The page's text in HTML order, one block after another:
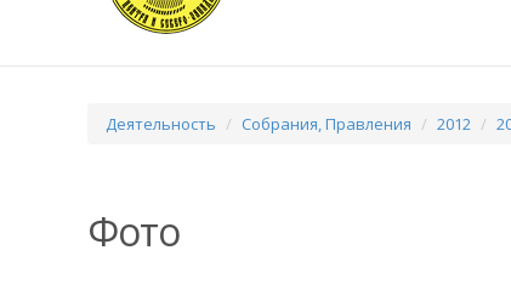
Деятельность Собрания, Правления 2012
Фото